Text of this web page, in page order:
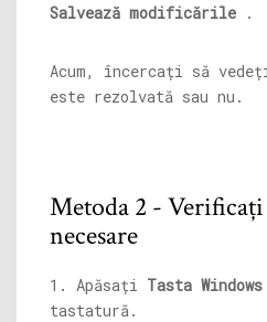
Salvează modificările .
Acum, încercați să
este rezolvată sau nu.
Metoda 2 -
necesare
1. Apăsați Tasta
tastatură.